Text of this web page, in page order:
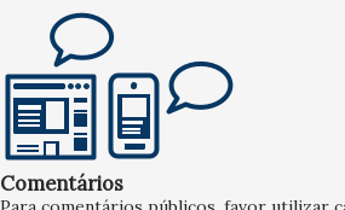
Comentários